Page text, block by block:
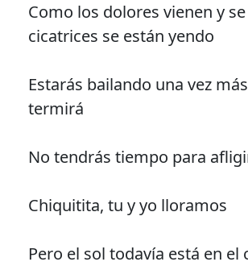
Como los dolores vienen y
cicatrices se están yendo
Estarás bailando una vez
termirá
No tendrás tiempo para
Chiquitita, tu y yo lloramos
Pero el sol todavía está en el